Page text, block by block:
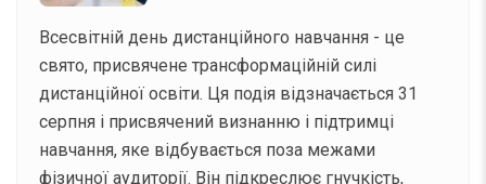
Всесвітній день дистанційного навчання - це
свято, присвячене трансформаційній силі
дистанційної освіти. Ця подія відзначається 31
серпня і присвячений визнанню і підтримці
навчання, яке відбувається поза межами
фізичної аудиторії. Він підкреслює гнучкість,